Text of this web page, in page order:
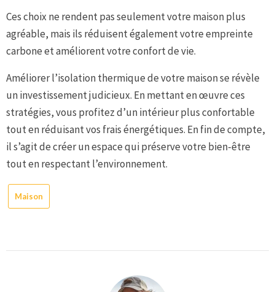
Ces choix ne rendent pas seulement votre maison plus
agréable, mais ils réduisent également votre empreinte
carbone et améliorent votre confort de vie.
Améliorer l’isolation thermique de votre maison se révèle
un investissement judicieux. En mettant en œuvre ces
stratégies, vous profitez d’un intérieur plus confortable
tout en réduisant vos frais énergétiques. En fin de compte,
il s’agit de créer un espace qui préserve votre bien-être
tout en respectant l’environnement.
Maison